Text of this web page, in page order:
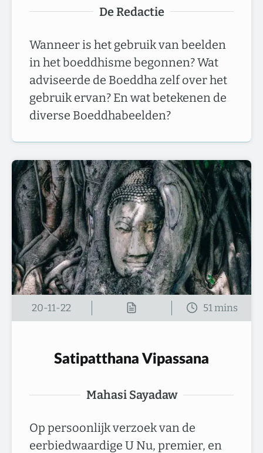
De Redactie
Wanneer is het gebruik van beelden
in het boeddhisme begonnen? Wat
adviseerde de Boeddha zelf over het
gebruik ervan? En wat betekenen de
diverse Boeddhabeelden?
20-11-22
Satipatthana Vipassana
Mahasi Sayadaw
Op persoonlijk verzoek van de
eerbiedwaardige U Nu, premier, en